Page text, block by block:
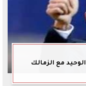
مع الزمالك